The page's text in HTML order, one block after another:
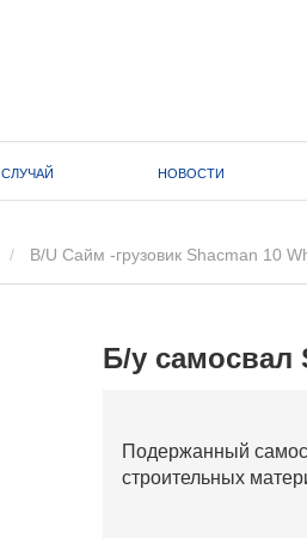
СЛУЧАЙ НОВОСТИ
B/U Сайм -грузовик Shacman 10
Б/у самосвал
Подержанный
строительных